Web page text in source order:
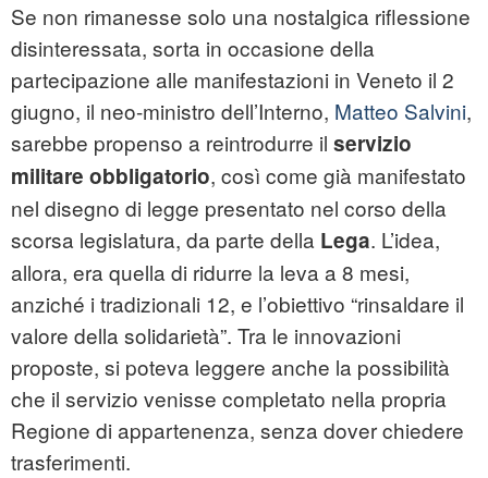
Se non rimanesse solo una nostalgica riflessione
disinteressata, sorta in occasione della
partecipazione alle manifestazioni in Veneto il 2
giugno, il neo-ministro dell’Interno, Matteo Salvini,
sarebbe propenso a reintrodurre il servizio
militare obbligatorio, così come già manifestato
nel disegno di legge presentato nel corso della
scorsa legislatura, da parte della Lega. L’idea,
allora, era quella di ridurre la leva a 8 mesi,
anziché i tradizionali 12, e l’obiettivo “rinsaldare il
valore della solidarietà”. Tra le innovazioni
proposte, si poteva leggere anche la possibilità
che il servizio venisse completato nella propria
Regione di appartenenza, senza dover chiedere
trasferimenti.